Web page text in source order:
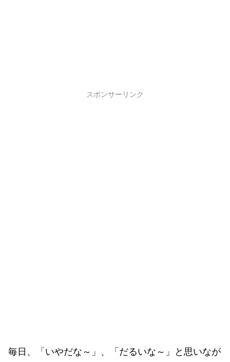
スポンサーリンク
毎日、「いやだな～」、「だるいな～」と思いなが